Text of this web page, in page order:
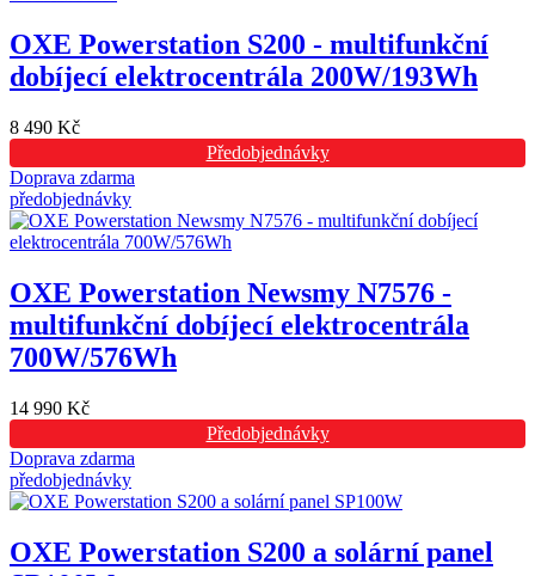
OXE Powerstation S200 - multifunkční
dobíjecí elektrocentrála 200W/193Wh
8 490 Kč
Předobjednávky
Doprava zdarma
předobjednávky
OXE Powerstation Newsmy N7576 -
multifunkční dobíjecí elektrocentrála
700W/576Wh
14 990 Kč
Předobjednávky
Doprava zdarma
předobjednávky
OXE Powerstation S200 a solární panel